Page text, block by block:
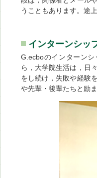
うこともあります。途
インターンシッ
G.ecboのインターン
ら，大学院生活は，日
をし続け，失敗や経験
や先輩・後輩たちと励